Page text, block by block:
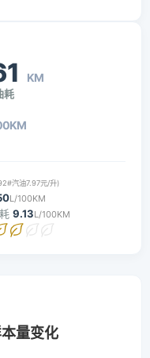
KM
耗
汽油7.97元/升)
L/100KM
9.13L/100KM